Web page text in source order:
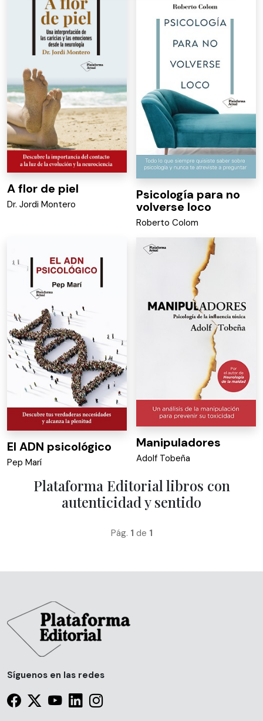
Las cookies de este sitio web se usan para personalizar
el contenido y los anuncios, ofrecer funciones de redes
sociales y analizar el tráfico. Además, compartimos
información sobre el uso que haga del sitio web con
nuestros partners de redes sociales, publicidad y análisis
web, quienes pueden combinarla con otra información
que les haya proporcionado o que hayan recopilado a
partir del uso que haya hecho de sus servicios.
A flor de piel
Dr. Jordi Montero
Psicología para no
volverse loco
Roberto Colom
El ADN psicológico
Pep Marí
Manipuladores
Adolf Tobeña
Plataforma Editorial libros con
autenticidad y sentido
Pág. 1 de 1
Síguenos en las redes